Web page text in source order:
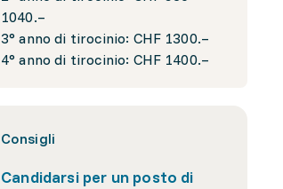
1040.–
3° anno di tirocinio: CHF 1300.–
4° anno di tirocinio: CHF 1400.–
Consigli
Candidarsi per un posto di